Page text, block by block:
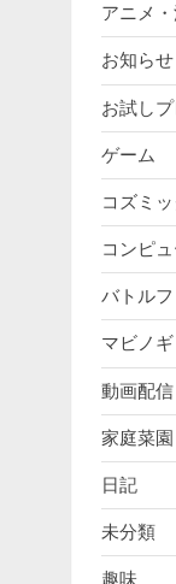
アニメ
お知らせ
お試し
ゲーム
コズミ
コンピ
バトル
マビノギ
動画配信
家庭菜園
日記
未分類
趣味